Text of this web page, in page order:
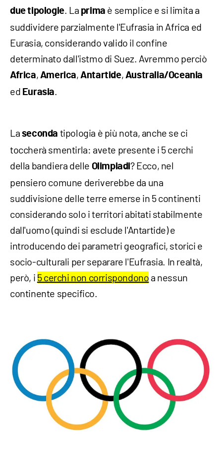
due tipologie. La prima è semplice e si limita a
suddividere parzialmente l'Eufrasia in Africa ed
Eurasia, considerando valido il confine
determinato dall'istmo di Suez. Avremmo perciò
Africa, America, Antartide, Australia/Oceania
ed Eurasia.
La seconda tipologia è più nota, anche se ci
toccherà smentirla: avete presente i 5 cerchi
della bandiera delle Olimpiadi? Ecco, nel
pensiero comune deriverebbe da una
suddivisione delle terre emerse in 5 continenti
considerando solo i territori abitati stabilmente
dall'uomo (quindi si esclude l'Antartide) e
introducendo dei parametri geografici, storici e
socio-culturali per separare l'Eufrasia. In realtà,
però, i 5 cerchi non corrispondono a nessun
continente specifico.